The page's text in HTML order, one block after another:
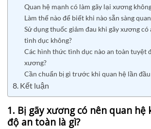
Quan hệ mạnh có làm gãy lại xương
Làm thế nào để biết khi nào sẵn sàng
Sử dụng thuốc giảm đau khi gãy xương
tình dục không?
Các hình thức tình dục nào an toàn tuyệt
xương?
Cần chuẩn bị gì trước khi quan hệ lần đầu
8. Kết luận
1. Bị gãy xương có nên quan hệ
độ an toàn là gì?